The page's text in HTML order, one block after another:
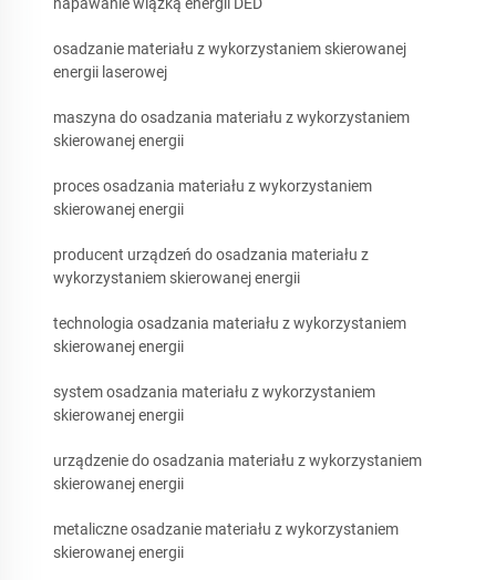
osadzanie materiału z wykorzystaniem skierowanej
energii laserowej
maszyna do osadzania materiału z wykorzystaniem
skierowanej energii
proces osadzania materiału z wykorzystaniem
skierowanej energii
producent urządzeń do osadzania materiału z
wykorzystaniem skierowanej energii
technologia osadzania materiału z wykorzystaniem
skierowanej energii
system osadzania materiału z wykorzystaniem
skierowanej energii
urządzenie do osadzania materiału z wykorzystaniem
skierowanej energii
metaliczne osadzanie materiału z wykorzystaniem
skierowanej energii